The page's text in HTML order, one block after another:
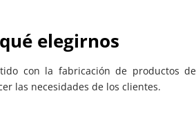
elegirnos
con la fabricación de productos de
las necesidades de los clientes.